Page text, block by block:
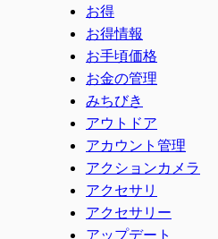
お得
お得情報
お手頃価格
お金の管理
みちびき
アウトドア
アカウント管理
アクションカメラ
アクセサリ
アクセサリー
アップデート